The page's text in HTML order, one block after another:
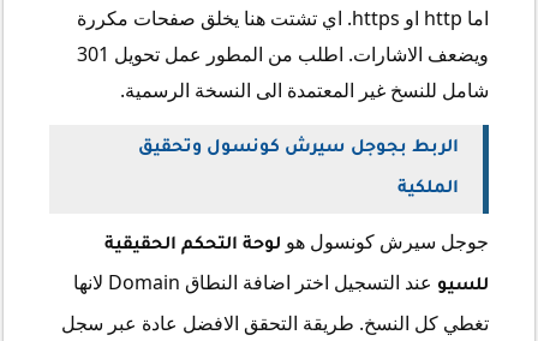
اما http او https. اي تشتت هنا يخلق صفحات مكررة
ويضعف الاشارات. اطلب من المطور عمل تحويل 301
شامل للنسخ غير المعتمدة الى النسخة الرسمية.
الربط بجوجل سيرش كونسول وتحقيق
الملكية
جوجل سيرش كونسول هو لوحة التحكم الحقيقية
للسيو
عند التسجيل اختر اضافة النطاق Domain لانها
تغطي كل النسخ. طريقة التحقق الافضل عادة عبر سجل